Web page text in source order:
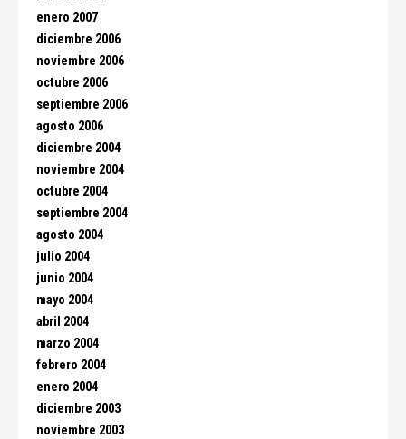
enero 2007
diciembre 2006
noviembre 2006
octubre 2006
septiembre 2006
agosto 2006
diciembre 2004
noviembre 2004
octubre 2004
septiembre 2004
agosto 2004
julio 2004
junio 2004
mayo 2004
abril 2004
marzo 2004
febrero 2004
enero 2004
diciembre 2003
noviembre 2003